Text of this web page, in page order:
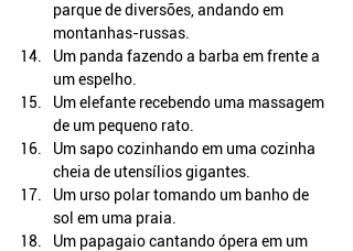
parque de diversões, andando em
montanhas-russas.
Um panda fazendo a barba em frente a
um espelho.
Um elefante recebendo uma massagem
de um pequeno rato.
Um sapo cozinhando em uma cozinha
cheia de utensílios gigantes.
Um urso polar tomando um banho de
sol em uma praia.
Um papagaio cantando ópera em um